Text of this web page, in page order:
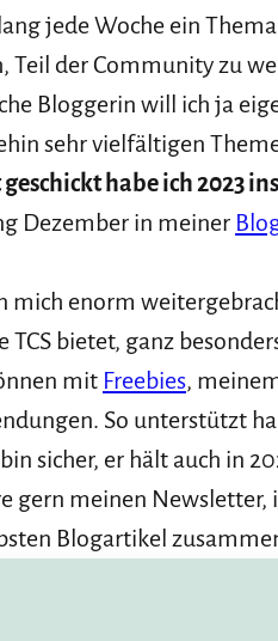
jede Woche ein
der Community zu
Bloggerin will ich ja
sehr vielfältigen
habe ich 2023
Dezember in meiner
mich enorm
bietet, ganz
mit Freebies,
So unterstützt
sicher, er hält auch in
gern meinen Newsletter,
Blogartikel